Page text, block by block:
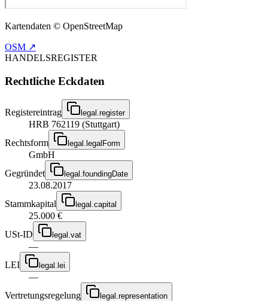
Kartendaten © OpenStreetMap
OSM ↗
HANDELSREGISTER
Rechtliche Eckdaten
Registereintrag legal.register
HRB 762119 (Stuttgart)
Rechtsform
legal.legalForm
GmbH
Gegründet
legal.foundingDate
23.08.2017
Stammkapital
legal.capital
25.000 €
USt-ID
legal.vat
—
LEI
legal.lei
—
Vertretungsregelung
legal.representation